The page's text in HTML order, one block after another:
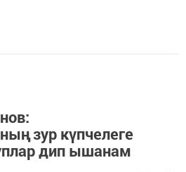
зур күпчелеге
дип ышанам